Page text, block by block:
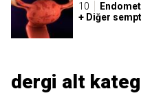
+ Diğer
dergi alt